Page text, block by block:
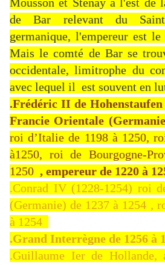
de Bar relevant du
germanique, l'empereur est
Mais le comté de Bar se
occidentale, limitrophe du
avec lequel il est souvent en
.Frédéric II de Hohenstaufen
Francie Orientale
roi d’Italie de 1198 à 1250,
à1250, roi de Bourgogne-
1250 , empereur de 1220 à
.Conrad IV (1228-1254) roi
(Germanie) de 1237 à 1254 ,
à 1254
.Grand Interrègne de 1256 à
.Guillaume Ier de Hollande,